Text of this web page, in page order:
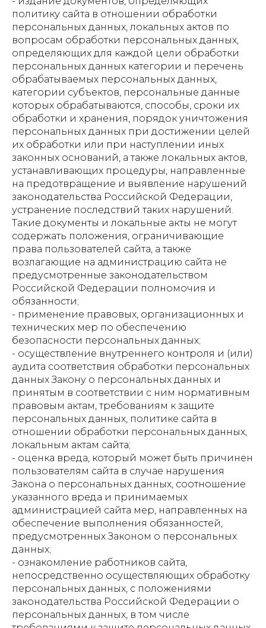
политику сайта в отношении обработки
персональных данных, локальных актов по
вопросам обработки персональных данных,
определяющих для каждой цели обработки
персональных данных категории и перечень
обрабатываемых персональных данных,
категории субъектов, персональные данные
которых обрабатываются, способы, сроки их
обработки и хранения, порядок уничтожения
персональных данных при достижении целей
их обработки или при наступлении иных
законных оснований, а также локальных актов,
устанавливающих процедуры, направленные
на предотвращение и выявление нарушений
законодательства Российской Федерации,
устранение последствий таких нарушений.
Такие документы и локальные акты не могут
содержать положения, ограничивающие
права пользователей сайта, а также
возлагающие на администрацию сайта не
предусмотренные законодательством
Российской Федерации полномочия и
обязанности;
- применение правовых, организационных и
технических мер по обеспечению
безопасности персональных данных;
- осуществление внутреннего контроля и (или)
аудита соответствия обработки персональных
данных Закону о персональных данных и
принятым в соответствии с ним нормативным
правовым актам, требованиям к защите
персональных данных, политике сайта в
отношении обработки персональных данных,
локальным актам сайта;
- оценка вреда, который может быть причинен
пользователям сайта в случае нарушения
Закона о персональных данных, соотношение
указанного вреда и принимаемых
администрацией сайта мер, направленных на
обеспечение выполнения обязанностей,
предусмотренных Законом о персональных
данных;
- ознакомление работников сайта,
непосредственно осуществляющих обработку
персональных данных, с положениями
законодательства Российской Федерации о
персональных данных, в том числе